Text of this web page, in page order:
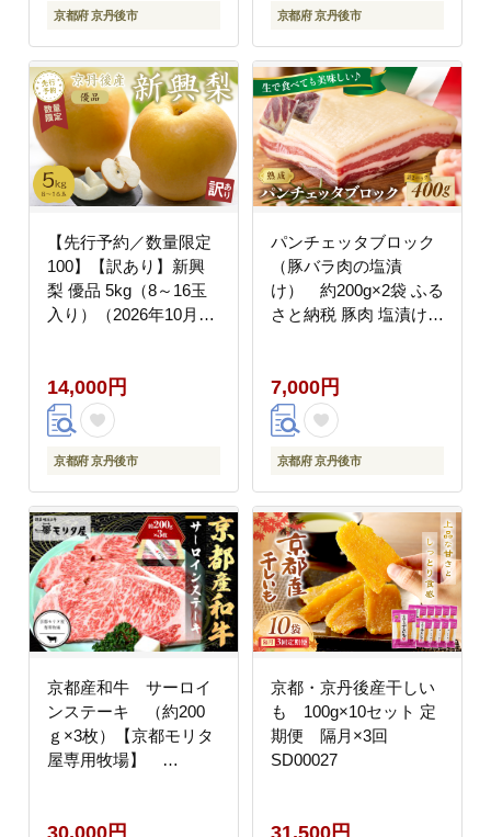
京都府 京丹後市 京都府 京丹後市
【先行予約／数量限定
100】【訳あり】新興
梨 優品 5kg（8～16玉
入り）（2026年10月上
14,000円
京都府 京丹後市
パンチェッタブロック
（豚バラ肉の塩漬
け） 約200g×2袋 ふる
さと納税 豚肉 塩漬け
ッタ 豚バラ 塩漬け ス
ペイン料理 NI00021
7,000円
京都府 京丹後市
京都産和牛 サーロイ
ンステーキ （約200
ｇ×3枚）【京都モリタ
屋専用牧場】
30,000円
京都・京丹後産干しい
も 100g×10セット 定
期便 隔月×3回
SD00027
31,500円